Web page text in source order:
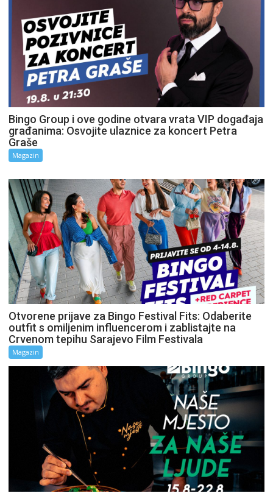
Bingo Group i ove godine otvara vrata VIP događaja
građanima: Osvojite ulaznice za koncert Petra
Graše
Magazin
Otvorene prijave za Bingo Festival Fits: Odaberite
outfit s omiljenim influencerom i zablistajte na
Crvenom tepihu Sarajevo Film Festivala
Magazin